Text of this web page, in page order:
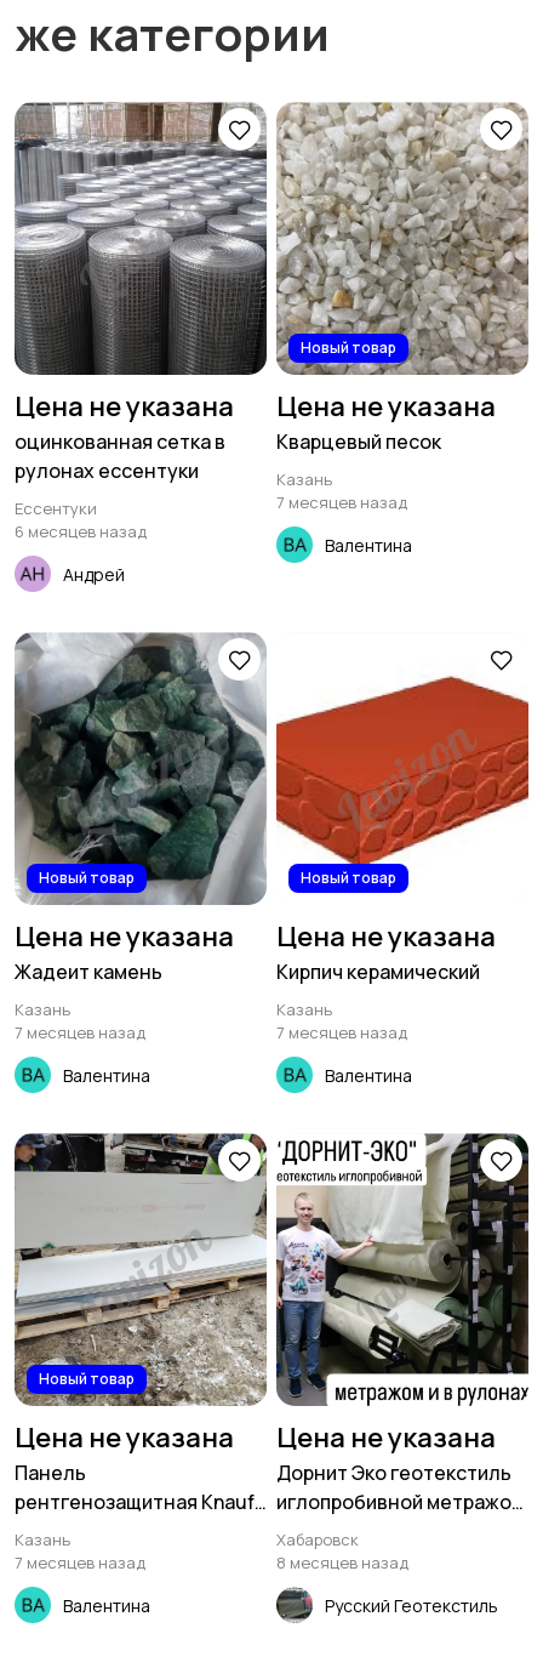
же категории
Цена не указана
оцинкованная сетка в
рулонах ессентуки
Ессентуки
6 месяцев назад
Андрей
Новый товар
Цена не указана
Кварцевый песок
Казань
7 месяцев назад
Валентина
Новый товар
Цена не указана
Жадеит камень
Казань
7 месяцев назад
Валентина
Новый товар
Цена не указана
Кирпич керамический
Казань
7 месяцев назад
Валентина
Новый товар
Цена не указана
Панель
рентгенозащитная Knauf
Safeboard
Казань
7 месяцев назад
Валентина
Цена не указана
Дорнит Эко геотекстиль
иглопробивной метражом
(наотрез) ширина 2м
Хабаровск
8 месяцев назад
Русский Геотекстиль